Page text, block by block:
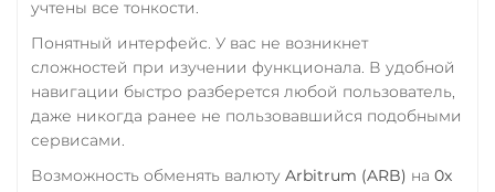
учтены все тонкости.
Понятный интерфейс. У вас не возникнет
сложностей при изучении функционала. В удобной
навигации быстро разберется любой пользователь,
даже никогда ранее не пользовавшийся подобными
сервисами.
Возможность обменять валюту Arbitrum (ARB) на 0x